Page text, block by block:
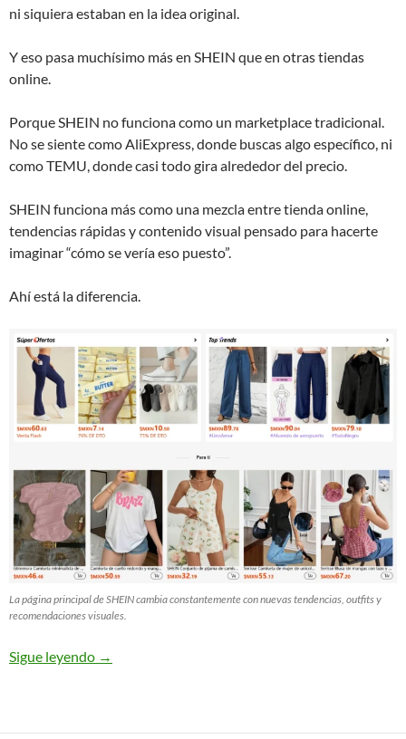
ni siquiera estaban en la idea original.
Y eso pasa muchísimo más en SHEIN que en otras tiendas
online.
Porque SHEIN no funciona como un marketplace tradicional.
No se siente como AliExpress, donde buscas algo específico, ni
como TEMU, donde casi todo gira alrededor del precio.
SHEIN funciona más como una mezcla entre tienda online,
tendencias rápidas y contenido visual pensado para hacerte
imaginar “cómo se vería eso puesto”.
Ahí está la diferencia.
La página principal de SHEIN cambia constantemente con nuevas tendencias, outfits y
recomendaciones visuales.
Sigue leyendo →